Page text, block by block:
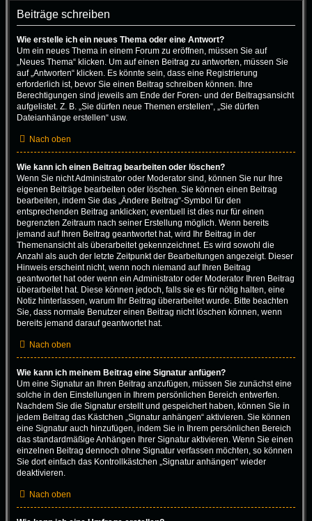
Beiträge schreiben
Wie erstelle ich ein neues Thema oder eine Antwort?
Um ein neues Thema in einem Forum zu eröffnen, müssen Sie auf
„Neues Thema“ klicken. Um auf einen Beitrag zu antworten, müssen Sie
auf „Antworten“ klicken. Es könnte sein, dass eine Registrierung
erforderlich ist, bevor Sie einen Beitrag schreiben können. Ihre
Berechtigungen sind jeweils am Ende der Foren- und der Beitragsansicht
aufgelistet. Z. B. „Sie dürfen neue Themen erstellen“, „Sie dürfen
Dateianhänge erstellen“ usw.
Nach oben
Wie kann ich einen Beitrag bearbeiten oder löschen?
Wenn Sie nicht Administrator oder Moderator sind, können Sie nur Ihre
eigenen Beiträge bearbeiten oder löschen. Sie können einen Beitrag
bearbeiten, indem Sie das „Ändere Beitrag“-Symbol für den
entsprechenden Beitrag anklicken; eventuell ist dies nur für einen
begrenzten Zeitraum nach seiner Erstellung möglich. Wenn bereits
jemand auf Ihren Beitrag geantwortet hat, wird Ihr Beitrag in der
Themenansicht als überarbeitet gekennzeichnet. Es wird sowohl die
Anzahl als auch der letzte Zeitpunkt der Bearbeitungen angezeigt. Dieser
Hinweis erscheint nicht, wenn noch niemand auf Ihren Beitrag
geantwortet hat oder wenn ein Administrator oder Moderator Ihren Beitrag
überarbeitet hat. Diese können jedoch, falls sie es für nötig halten, eine
Notiz hinterlassen, warum Ihr Beitrag überarbeitet wurde. Bitte beachten
Sie, dass normale Benutzer einen Beitrag nicht löschen können, wenn
bereits jemand darauf geantwortet hat.
Nach oben
Wie kann ich meinem Beitrag eine Signatur anfügen?
Um eine Signatur an Ihren Beitrag anzufügen, müssen Sie zunächst eine
solche in den Einstellungen in Ihrem persönlichen Bereich entwerfen.
Nachdem Sie die Signatur erstellt und gespeichert haben, können Sie in
jedem Beitrag das Kästchen „Signatur anhängen“ aktivieren. Sie können
eine Signatur auch hinzufügen, indem Sie in Ihrem persönlichen Bereich
das standardmäßige Anhängen Ihrer Signatur aktivieren. Wenn Sie einen
einzelnen Beitrag dennoch ohne Signatur verfassen möchten, so können
Sie dort einfach das Kontrollkästchen „Signatur anhängen“ wieder
deaktivieren.
Nach oben